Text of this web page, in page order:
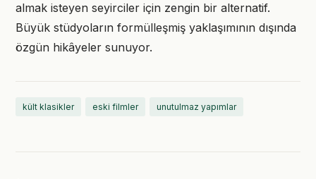
almak isteyen seyirciler için zengin bir alternatif.
Büyük stüdyoların formülleşmiş yaklaşımının dışında
özgün hikâyeler sunuyor.
kült klasikler eski filmler unutulmaz yapımlar